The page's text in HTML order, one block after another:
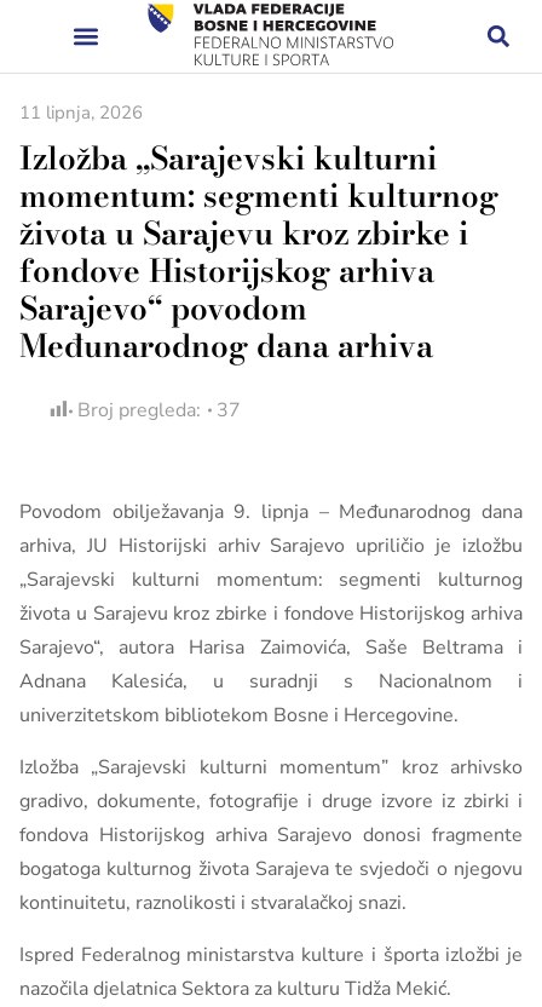
11 lipnja, 2026
Izložba „Sarajevski kulturni
momentum: segmenti kulturnog
života u Sarajevu kroz zbirke i
fondove Historijskog arhiva
Sarajevo“ povodom
Međunarodnog dana arhiva
Broj pregleda: 37
Povodom obilježavanja 9. lipnja – Međunarodnog dana
arhiva, JU Historijski arhiv Sarajevo upriličio je izložbu
„Sarajevski kulturni momentum: segmenti kulturnog
života u Sarajevu kroz zbirke i fondove Historijskog arhiva
Sarajevo“, autora Harisa Zaimovića, Saše Beltrama i
Adnana Kalesića, u suradnji s Nacionalnom i
univerzitetskom bibliotekom Bosne i Hercegovine.
Izložba „Sarajevski kulturni momentum” kroz arhivsko
gradivo, dokumente, fotografije i druge izvore iz zbirki i
fondova Historijskog arhiva Sarajevo donosi fragmente
bogatoga kulturnog života Sarajeva te svjedoči o njegovu
kontinuitetu, raznolikosti i stvaralačkoj snazi.
Ispred Federalnog ministarstva kulture i športa izložbi je
nazočila djelatnica Sektora za kulturu Tidža Mekić.